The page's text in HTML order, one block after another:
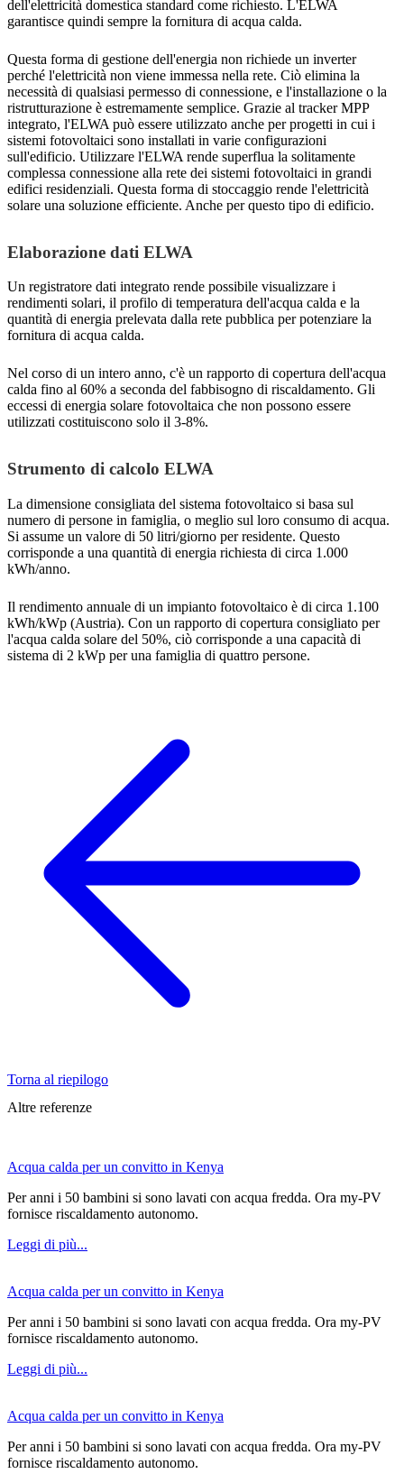
dell'elettricità domestica standard come richiesto. L'ELWA
garantisce quindi sempre la fornitura di acqua calda.
Questa forma di gestione dell'energia non richiede un inverter
perché l'elettricità non viene immessa nella rete. Ciò elimina la
necessità di qualsiasi permesso di connessione, e l'installazione o la
ristrutturazione è estremamente semplice. Grazie al tracker MPP
integrato, l'ELWA può essere utilizzato anche per progetti in cui i
sistemi fotovoltaici sono installati in varie configurazioni
sull'edificio. Utilizzare l'ELWA rende superflua la solitamente
complessa connessione alla rete dei sistemi fotovoltaici in grandi
edifici residenziali. Questa forma di stoccaggio rende l'elettricità
solare una soluzione efficiente. Anche per questo tipo di edificio.
Elaborazione dati ELWA
Un registratore dati integrato rende possibile visualizzare i
rendimenti solari, il profilo di temperatura dell'acqua calda e la
quantità di energia prelevata dalla rete pubblica per potenziare la
fornitura di acqua calda.
Nel corso di un intero anno, c'è un rapporto di copertura dell'acqua
calda fino al 60% a seconda del fabbisogno di riscaldamento. Gli
eccessi di energia solare fotovoltaica che non possono essere
utilizzati costituiscono solo il 3-8%.
Strumento di calcolo ELWA
La dimensione consigliata del sistema fotovoltaico si basa sul
numero di persone in famiglia, o meglio sul loro consumo di acqua.
Si assume un valore di 50 litri/giorno per residente. Questo
corrisponde a una quantità di energia richiesta di circa 1.000
kWh/anno.
Il rendimento annuale di un impianto fotovoltaico è di circa 1.100
kWh/kWp (Austria). Con un rapporto di copertura consigliato per
l'acqua calda solare del 50%, ciò corrisponde a una capacità di
sistema di 2 kWp per una famiglia di quattro persone.
Torna al riepilogo
Altre referenze
Acqua calda per un convitto in Kenya
Per anni i 50 bambini si sono lavati con acqua fredda. Ora my-PV
fornisce riscaldamento autonomo.
Leggi di più...
Acqua calda per un convitto in Kenya
Per anni i 50 bambini si sono lavati con acqua fredda. Ora my-PV
fornisce riscaldamento autonomo.
Leggi di più...
Acqua calda per un convitto in Kenya
Per anni i 50 bambini si sono lavati con acqua fredda. Ora my-PV
fornisce riscaldamento autonomo.